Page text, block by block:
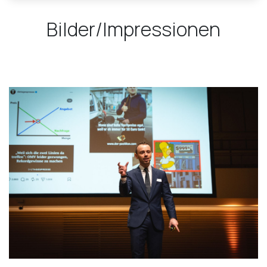
Bilder/Impressionen